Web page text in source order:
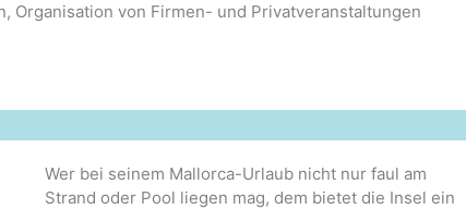
Organisation von Firmen- und Privatveranstaltungen
Wer bei seinem Mallorca-Urlaub nicht nur faul am
Strand oder Pool liegen mag, dem bietet die Insel ein